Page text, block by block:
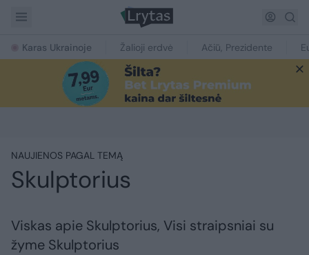
Karas Ukrainoje Žalioji erdvė Ačiū, Prezidente
NAUJIENOS PAGAL TEMĄ
Skulptorius
Viskas apie Skulptorius, Visi straipsniai su
žyme Skulptorius